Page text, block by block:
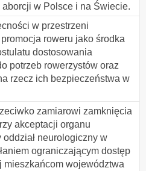
w Polsce i na Świecie.
w przestrzeni
roweru jako środka
dostosowania
potrzeb rowerzystów oraz
rzecz ich bezpieczeństwa w
zamiarowi zamknięcia
akceptacji organu
neurologiczny w
ograniczającym dostęp
województwa